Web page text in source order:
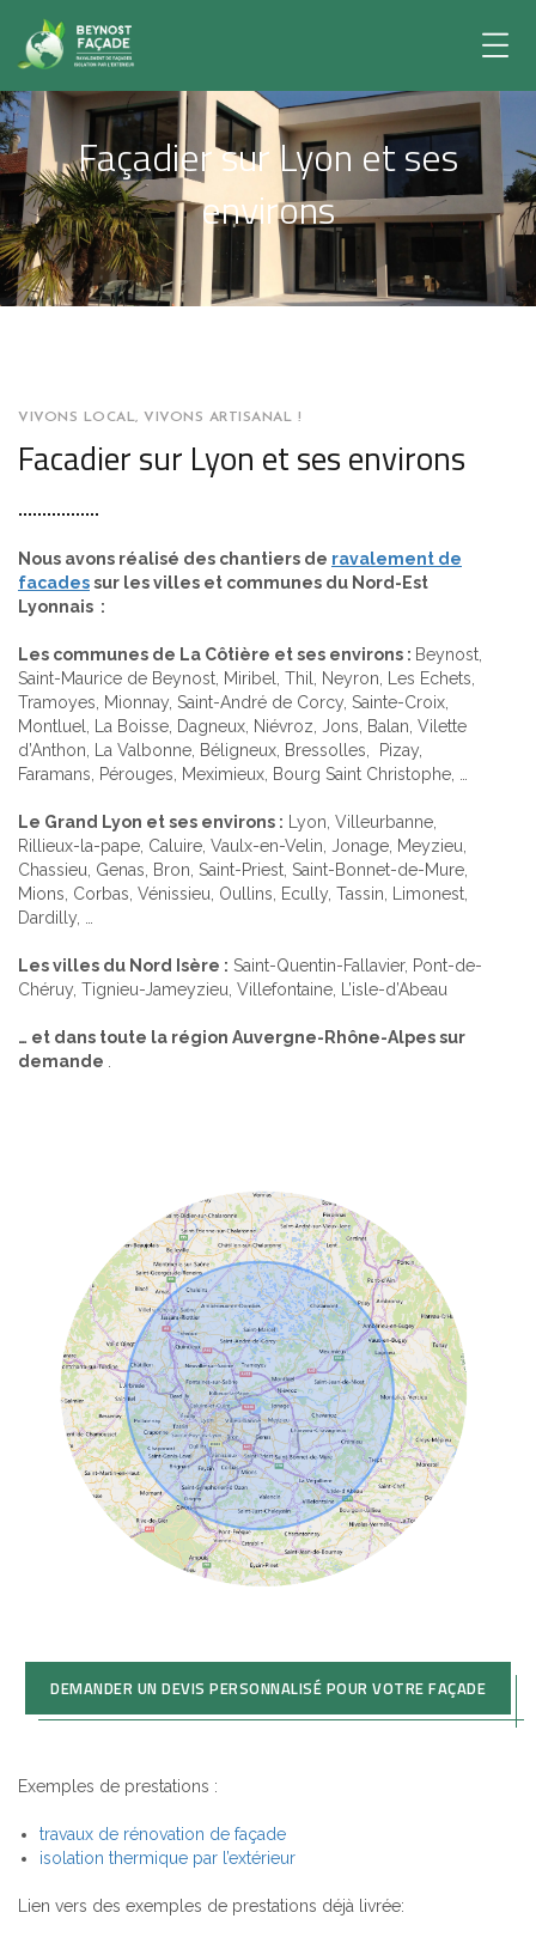
Façadier sur Lyon et ses
environs
VIVONS LOCAL, VIVONS ARTISANAL !
Facadier sur Lyon et ses environs
Nous avons réalisé des chantiers de ravalement de
facadessur les villes et communes du Nord-Est
Lyonnais :
Les communes de La Côtière et ses environs : Beynost,
Saint-Maurice de Beynost, Miribel, Thil, Neyron, Les Echets,
Tramoyes, Mionnay, Saint-André de Corcy, Sainte-Croix,
Montluel, La Boisse, Dagneux, Niévroz, Jons, Balan, Vilette
d’Anthon, La Valbonne, Béligneux, Bressolles, Pizay,
Faramans, Pérouges, Meximieux, Bourg Saint Christophe, …
Le Grand Lyon et ses environs : Lyon, Villeurbanne,
Rillieux-la-pape, Caluire, Vaulx-en-Velin, Jonage, Meyzieu,
Chassieu, Genas, Bron, Saint-Priest, Saint-Bonnet-de-Mure,
Mions, Corbas, Vénissieu, Oullins, Ecully, Tassin, Limonest,
Dardilly, …
Les villes du Nord Isère : Saint-Quentin-Fallavier, Pont-de-
Chéruy, Tignieu-Jameyzieu, Villefontaine, L’isle-d’Abeau
… et dans toute la région Auvergne-Rhône-Alpes sur
demande
DEMANDER UN DEVIS PERSONNALISÉ POUR VOTRE FAÇADE
Exemples de prestations :
travaux de rénovation de façade
isolation thermique par l’extérieur
Lien vers des exemples de prestations déjà livrée: